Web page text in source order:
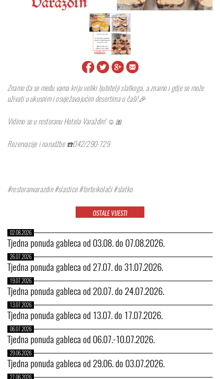
Znamo da se među vama kriju veliki ljubitelji slatkoga, a znamo i gdje se može
uživati u ukusnim i osvježavajućim desertima u čaši!🎉
Vidimo se u restoranu Hotela Varaždin! ☺️🎀
Rezervacije i narudžbe ☎️042/290-729
#restoranvarazdin #slastice #torteikolači #slatko
OSTALE VIJESTI
02.08.2026
Tjedna ponuda gableca od 03.08. do 07.08.2026.
26.07.2026
Tjedna ponuda gableca od 27.07. do 31.07.2026.
19.07.2026
Tjedna ponuda gableca od 20.07. do 24.07.2026.
13.07.2026
Tjedna ponuda gableca od 13.07. do 17.07.2026.
06.07.2026
Tjedna ponuda gableca od 06.07.-10.07.2026.
29.06.2026
Tjedna ponuda gableca od 29.06. do 03.07.2026.
27.06.2026